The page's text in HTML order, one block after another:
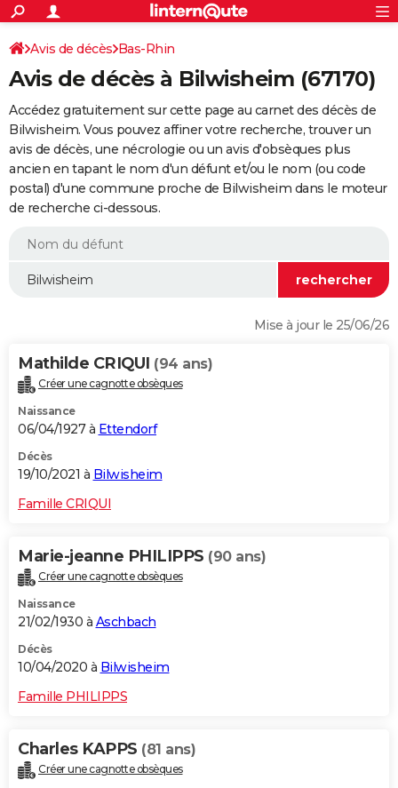
ACTUALITÉS
Politique
Société
Faits Divers
Education
Monde
Villes
+
SPORT
Coupe du monde 2026
Football
Tennis
Cyclisme
Rugby
Forum
Programme TV
TNT
Streaming
Cinéma
Sorties cinéma
Musique
+
FINANCE
Retraite
Impôts
Epargne
Immobilier
Risques naturels par ville
Banque
Assurance
Crédit
AUTO
Essais
Réserver un essai
Citadines
Berlines
SUV
Forum auto
+
HIGH-TECH
BRICOLAGE
WEEK-END
Alimentation
Guide de la santé
Maladies
Médicaments
Sommeil
VOYAGE
Destinations
City break
Voyage nature
Voyage de noces
Forum
Climat
+PHOTO
GUIDES D'ACHAT
Carte de Noël
Carte Bonne année
Carte Saint-Valentin
Carte Pâques
Carte d'anniversaire
DICTIONNAIRE
Dictionnaire
Biographies
Citations
Expressions
Proverbes
PROGRAMME TV
S'inscrire
Se connecter
Lycées
Collèges
Primaires
Universités
Entreprises
Service militaire
Avis de recherche
AVIS DE DÉCÈS
FORUM
Bricolage
Lifestyle
Culture
Sport
Auto
Television
Voyage
Cinema
Connexion
Avis de décès Bas-Rhin
Avis de décès à Bilwisheim (67170)
Accédez gratuitement sur cette page au carnet des décès de
Bilwisheim. Vous pouvez affiner votre recherche, trouver un
avis de décès, une nécrologie ou un avis d'obsèques plus
ancien en tapant le nom d'un défunt et/ou le nom (ou code
postal) d'une commune proche de Bilwisheim dans le moteur
de recherche ci-dessous.
Mise à jour le 25/06/26
Mathilde CRIQUI (94 ans)
Créer une cagnotte obsèques
Naissance
06/04/1927 à Ettendorf
Décès
19/10/2021 à Bilwisheim
Famille CRIQUI
Marie-jeanne PHILIPPS (90 ans)
Créer une cagnotte obsèques
Naissance
21/02/1930 à Aschbach
Décès
10/04/2020 à Bilwisheim
Famille PHILIPPS
Charles KAPPS (81 ans)
Créer une cagnotte obsèques